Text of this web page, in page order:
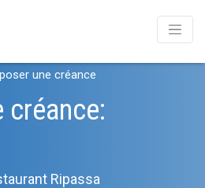
une créance
créance:
Ripassa